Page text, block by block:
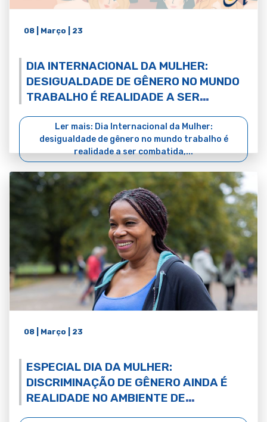
08 | Março | 23
DIA INTERNACIONAL DA MULHER:
DESIGUALDADE DE GÊNERO NO MUNDO
TRABALHO É REALIDADE A SER
Ler mais: Dia Internacional da Mulher:
desigualdade de gênero no mundo trabalho é
realidade a ser combatida,...
08 | Março | 23
ESPECIAL DIA DA MULHER:
DISCRIMINAÇÃO DE GÊNERO AINDA É
REALIDADE NO AMBIENTE DE